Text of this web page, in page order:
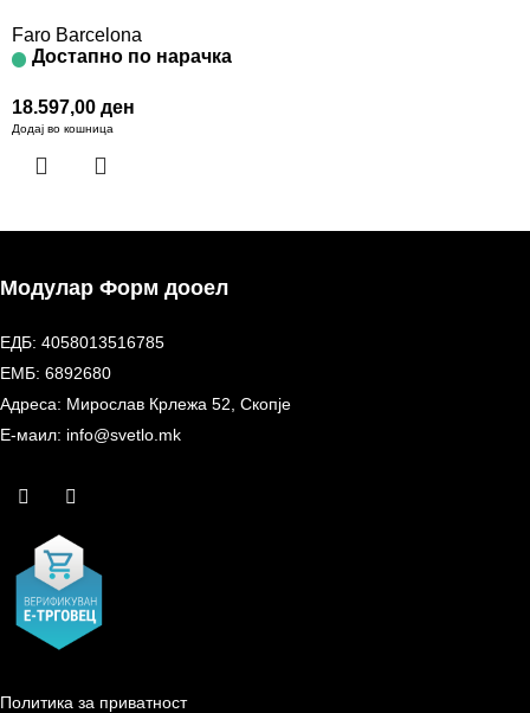
Faro Barcelona
Достапно по нарачка
18.597,00 ден
Додај во кошница
Модулар Форм дооел
ЕДБ: 4058013516785
ЕМБ: 6892680
Адреса: Мирослав Крлежа 52, Скопје
Е-маил: info@svetlo.mk
Политика за приватност